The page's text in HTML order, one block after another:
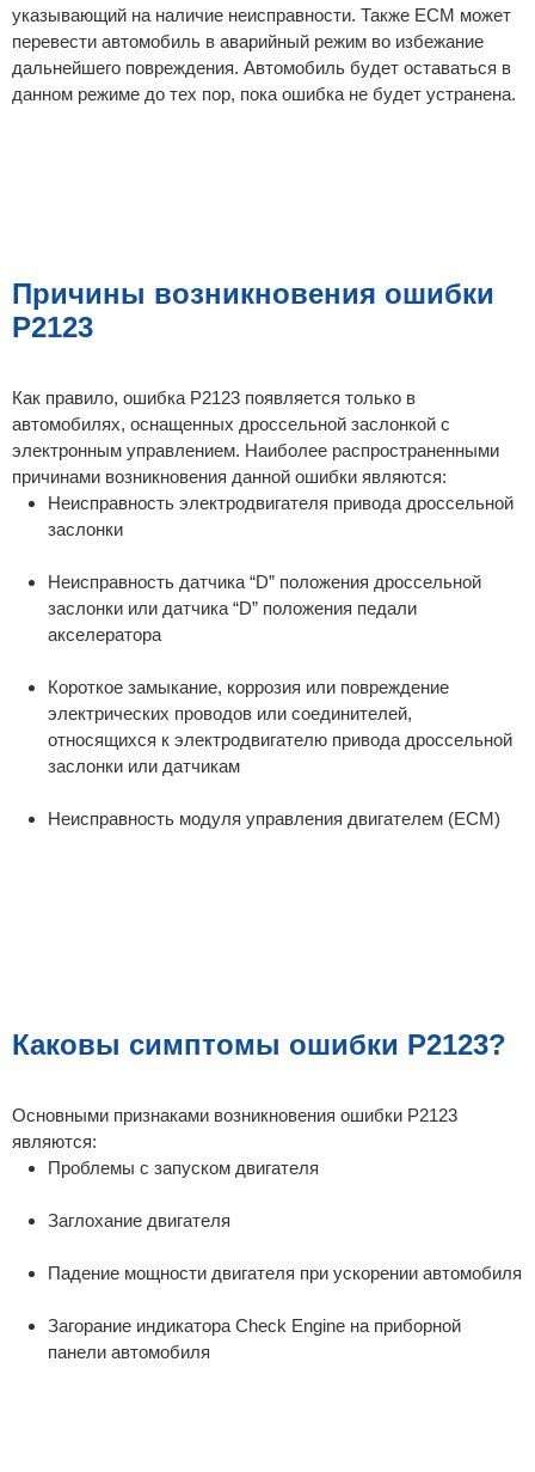
указывающий на наличие неисправности. Также ECM может
перевести автомобиль в аварийный режим во избежание
дальнейшего повреждения. Автомобиль будет оставаться в
данном режиме до тех пор, пока ошибка не будет устранена.
Причины возникновения ошибки
P2123
Как правило, ошибка P2123 появляется только в
автомобилях, оснащенных дроссельной заслонкой с
электронным управлением. Наиболее распространенными
причинами возникновения данной ошибки являются:
Неисправность электродвигателя привода дроссельной
заслонки
Неисправность датчика “D” положения дроссельной
заслонки или датчика “D” положения педали
акселератора
Короткое замыкание, коррозия или повреждение
электрических проводов или соединителей,
относящихся к электродвигателю привода дроссельной
заслонки или датчикам
Неисправность модуля управления двигателем (ECM)
Каковы симптомы ошибки P2123?
Основными признаками возникновения ошибки P2123
являются:
Проблемы с запуском двигателя
Заглохание двигателя
Падение мощности двигателя при ускорении автомобиля
Загорание индикатора Check Engine на приборной
панели автомобиля